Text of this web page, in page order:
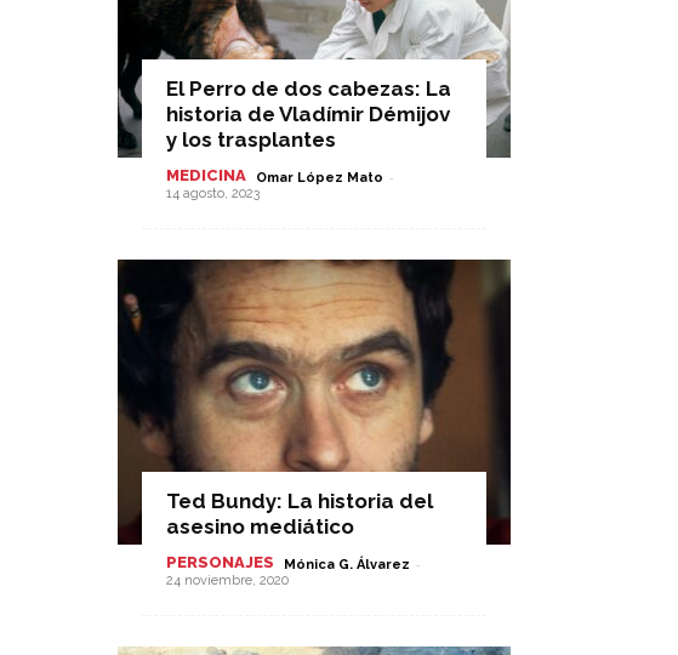
El Perro de dos cabezas: La
historia de Vladímir Démijov
y los trasplantes
MEDICINA Omar López Mato -
14 agosto, 2023
Ted Bundy: La historia del
asesino mediático
PERSONAJES Mónica G. Álvarez -
24 noviembre, 2020